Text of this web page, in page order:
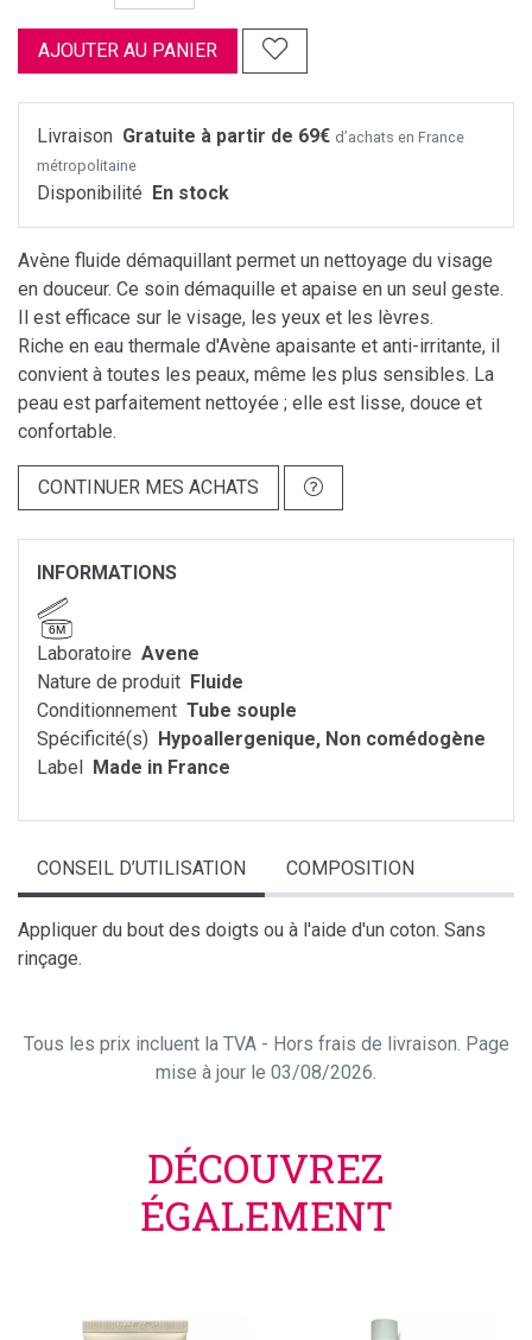
AJOUTER AU PANIER
Livraison Gratuite à partir de 69€ d’achats en France
métropolitaine
Disponibilité En stock
Avène fluide démaquillant permet un nettoyage du visage
en douceur. Ce soin démaquille et apaise en un seul geste.
Il est efficace sur le visage, les yeux et les lèvres.
Riche en eau thermale d'Avène apaisante et anti-irritante, il
convient à toutes les peaux, même les plus sensibles. La
peau est parfaitement nettoyée ; elle est lisse, douce et
confortable.
CONTINUER MES ACHATS
INFORMATIONS
6M
Laboratoire Avene
Nature de produit Fluide
Conditionnement Tube souple
Spécificité(s) Hypoallergenique, Non comédogène
Label Made in France
CONSEIL D’UTILISATION COMPOSITION
Appliquer du bout des doigts ou à l'aide d'un coton. Sans
rinçage.
Tous les prix incluent la TVA - Hors frais de livraison. Page
mise à jour le 03/08/2026.
DÉCOUVREZ
ÉGALEMENT